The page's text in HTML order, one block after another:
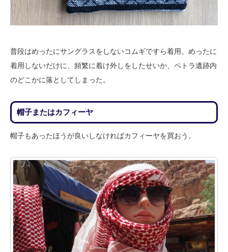
普段はめったにサングラスをしないコムギですら着用。めったに
着用しないだけに、頻繁に着け外しをしたせいか、ペトラ遺跡内
のどこかに落としてしまった。
帽子またはカフィーヤ
帽子もあったほうが良いしなければカフィーヤを買おう。